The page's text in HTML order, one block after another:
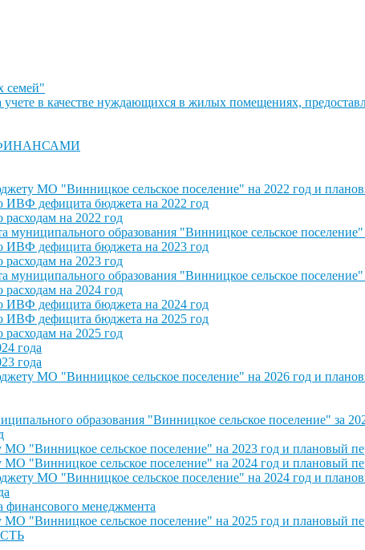
семей"
в качестве нуждающихся в жилых помещениях,
МО "Винницкое сельское поселение" на 2022 год и
ИВФ дефицита бюджета на 2022 год
на 2022 год
образования "Винницкое сельское поселение"
ИВФ дефицита бюджета на 2023 год
на 2023 год
образования "Винницкое сельское поселение"
на 2024 год
ИВФ дефицита бюджета на 2024 год
ИВФ дефицита бюджета на 2025 год
на 2025 год
года
года
МО "Винницкое сельское поселение" на 2026 год и
образования "Винницкое сельское поселение" за
"Винницкое сельское поселение" на 2023 год и плановый
"Винницкое сельское поселение" на 2024 год и плановый
МО "Винницкое сельское поселение" на 2024 год и
финансового менеджмента
"Винницкое сельское поселение" на 2025 год и плановый